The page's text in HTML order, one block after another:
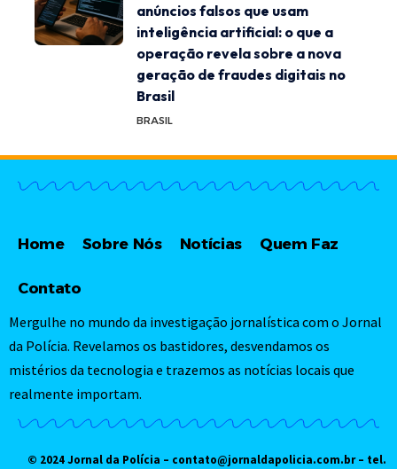
anúncios falsos que usam
inteligência artificial: o que a
operação revela sobre a nova
geração de fraudes digitais no
Brasil
BRASIL
Home Sobre Nós Notícias Quem Faz
Contato
Mergulhe no mundo da investigação jornalística com o Jornal
da Polícia. Revelamos os bastidores, desvendamos os
mistérios da tecnologia e trazemos as notícias locais que
realmente importam.
© 2024 Jornal da Polícia – contato@jornaldapolicia.com.br– tel.